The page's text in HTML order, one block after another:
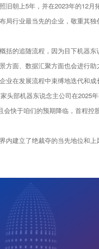
朝上5年，并在2023年的12
行业最当先的企业，敬重其
的追随流程，因为目下机器
面、数据汇聚方面也会进行
在发展流程中束缚地迭代和
部机器东说念主公司在2025
快于咱们的预期降临，首程
建立了绝裁夺的当先地位和